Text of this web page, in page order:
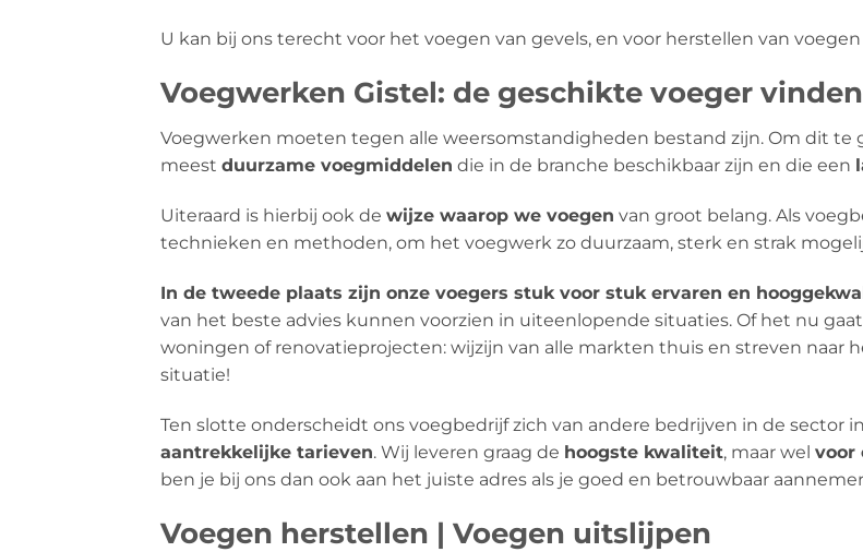
U kan bij ons terecht voor het voegen van gevels, en voor herstellen van
Voegwerken Gistel: de geschikte voeger
Voegwerken moeten tegen alle weersomstandigheden bestand zijn. Om dit te
meest duurzame voegmiddelen die in de branche beschikbaar zijn en die een
Uiteraard is hierbij ook de wijze waarop we voegen van groot belang. Als
technieken en methoden, om het voegwerk zo duurzaam, sterk en strak
In de tweede plaats zijn onze voegers stuk voor stuk ervaren en
van het beste advies kunnen voorzien in uiteenlopende situaties. Of het nu
woningen of renovatieprojecten: wijzijn van alle markten thuis en streven naar
situatie!
Ten slotte onderscheidt ons voegbedrijf zich van andere bedrijven in de sector
aantrekkelijke tarieven. Wij leveren graag de hoogste kwaliteit, maar wel voor
ben je bij ons dan ook aan het juiste adres als je goed en betrouwbaar
Voegen herstellen | Voegen uitslijpen